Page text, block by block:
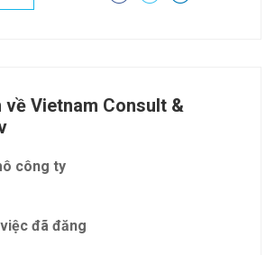
về Vietnam Consult &
công ty
đã đăng